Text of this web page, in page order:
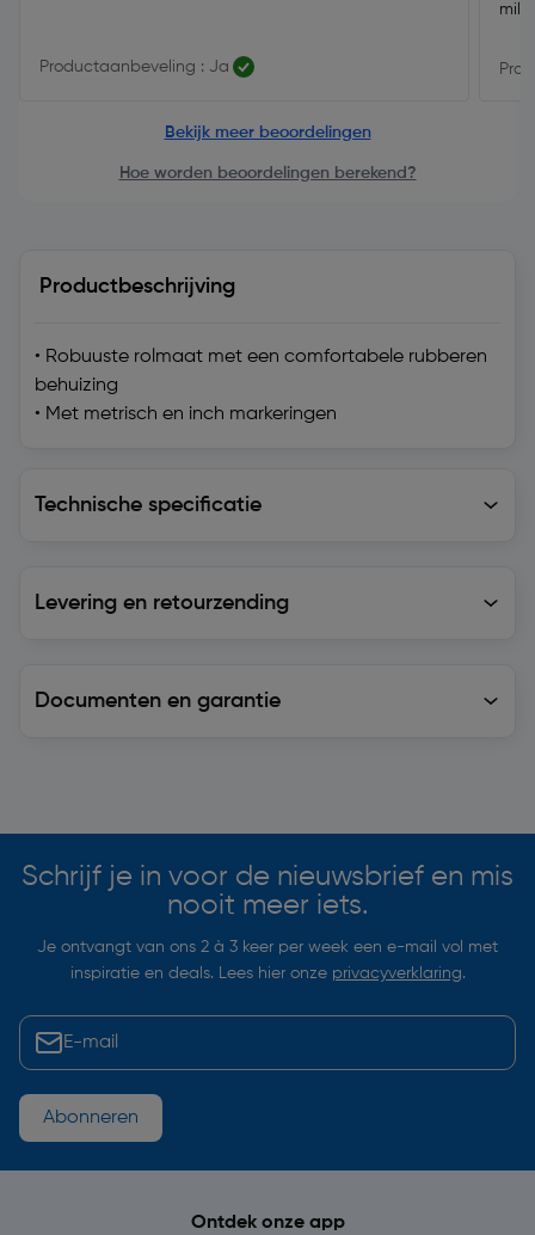
Productaanbeveling : Ja
Bekijk meer beoordelingen
Hoe worden beoordelingen berekend?
Productbeschrijving
• Robuuste rolmaat met een comfortabele rubberen
behuizing
• Met metrisch en inch markeringen
Technische specificatie
Levering en retourzending
Documenten en garantie
Schrijf je in voor de nieuwsbrief en mis
nooit meer iets.
Je ontvangt van ons 2 à 3 keer per week een e-mail vol met
inspiratie en deals. Lees hier onze privacyverklaring.
Abonneren
Ontdek onze app